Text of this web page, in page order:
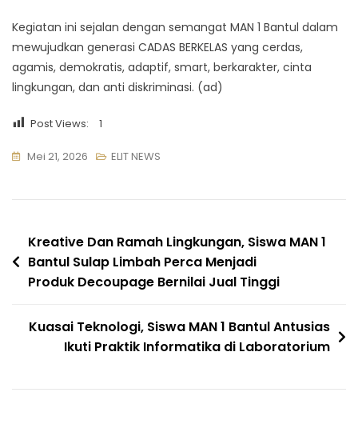
Kegiatan ini sejalan dengan semangat MAN 1 Bantul dalam
mewujudkan generasi CADAS BERKELAS yang cerdas,
agamis, demokratis, adaptif, smart, berkarakter, cinta
lingkungan, dan anti diskriminasi. (ad)
Post Views: 1
Mei 21, 2026 ELIT NEWS
Navigasi
pos
Kreative Dan Ramah Lingkungan, Siswa MAN 1
Bantul Sulap Limbah Perca Menjadi
Produk Decoupage Bernilai Jual Tinggi
Kuasai Teknologi, Siswa MAN 1 Bantul Antusias
Ikuti Praktik Informatika di Laboratorium